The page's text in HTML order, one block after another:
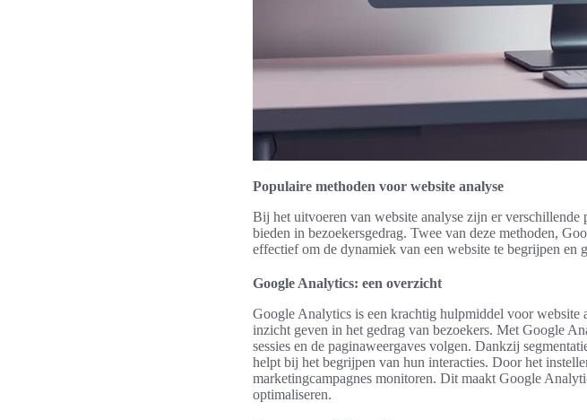
Populaire methoden voor website analyse
Bij het uitvoeren van website analyse zijn er
bieden in bezoekersgedrag. Twee van deze methoden,
effectief om de dynamiek van een website te begrijpen en
Google Analytics: een overzicht
Google Analytics is een krachtig hulpmiddel voor website
inzicht geven in het gedrag van bezoekers. Met Google
sessies en de paginaweergaves volgen. Dankzij
helpt bij het begrijpen van hun interacties. Door het
marketingcampagnes monitoren. Dit maakt Google
optimaliseren.